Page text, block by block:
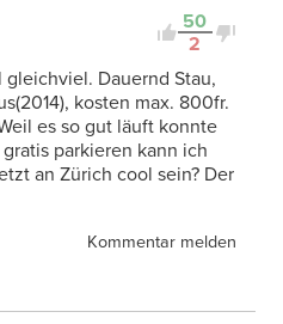
50
2
Dauernd Stau,
kosten max. 800fr.
es so gut läuft konnte
parkieren kann ich
an Zürich cool sein? Der
Kommentar melden